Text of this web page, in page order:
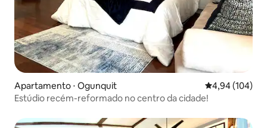
Apartamento ⋅ Ogunquit 4,94 de uma
4,94 (104)
Estúdio recém-reformado no centro da cidade!